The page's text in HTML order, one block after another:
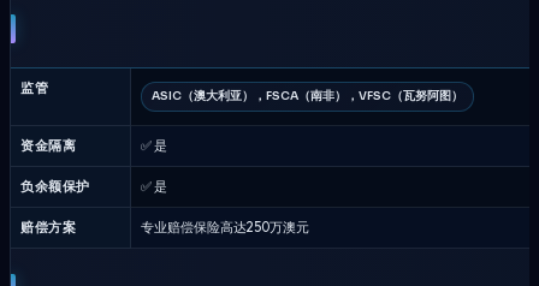
2026
监管 ASIC（澳大利亚），FSCA（南非），VFSC（瓦努阿图）
资金隔离 ✅ 是
负余额保护 ✅ 是
赔偿方案 专业赔偿保险高达250万澳元